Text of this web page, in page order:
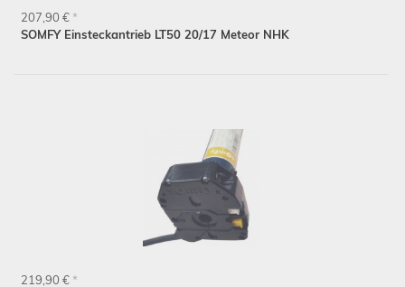
SOMFY Einsteckantrieb LT50 20/17 Meteor NHK
207,90 € *
219,90 € *